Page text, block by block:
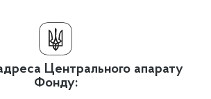
Центрального апарату
Фонду: